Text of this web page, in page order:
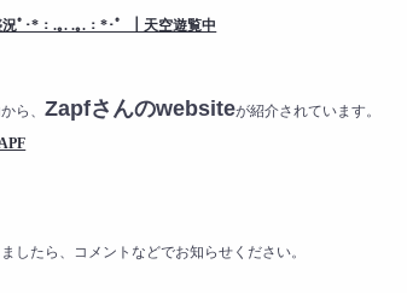
ﾟ･*：.｡. .｡.：*･゜｜天空遊覧中
ら、 Zapfさんのwebsiteが紹介されています。
したら、コメントなどでお知らせください。